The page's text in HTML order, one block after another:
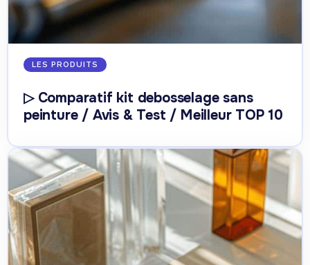
LES PRODUITS
▷ Comparatif kit debosselage sans
peinture / Avis & Test / Meilleur TOP 10